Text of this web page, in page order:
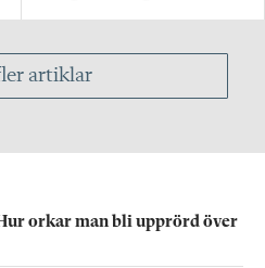
artiklar
orkar man bli upprörd över